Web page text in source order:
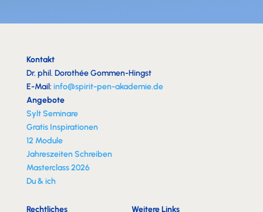
Kontakt
Dr. phil. Dorothée Gommen-Hingst
E-Mail: info@spirit-pen-akademie.de
Angebote
Sylt Seminare
Gratis Inspirationen
12 Module
Jahreszeiten Schreiben
Masterclass 2026
Du & ich
Rechtliches Weitere Links